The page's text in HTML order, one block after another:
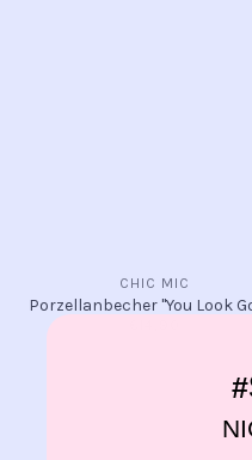
CHIC MIC
Porzellanbecher "You Look
#